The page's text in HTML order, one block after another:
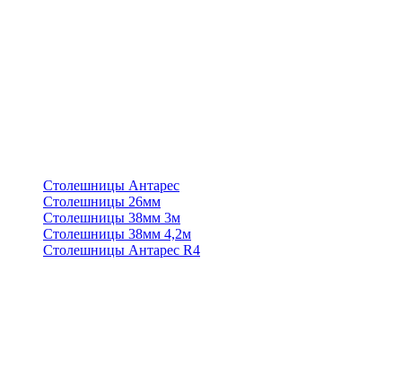
Столешницы Антарес
Столешницы 26мм
Столешницы 38мм 3м
Столешницы 38мм 4,2м
Столешницы Антарес R4